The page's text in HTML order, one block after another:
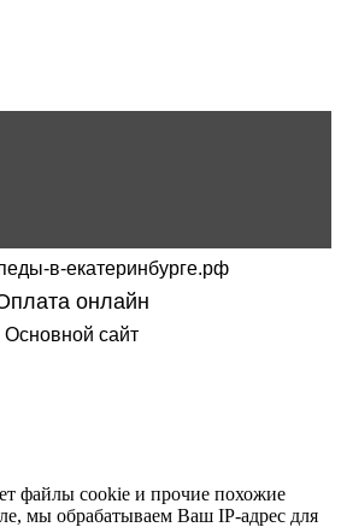
4П200,anti-slip
4П200, ПВХ
4см, ЭВА
в-екатеринбурге.рф
онлайн
Основной сайт
файлы cookie и прочие похожие
мы обрабатываем Ваш IP-адрес для